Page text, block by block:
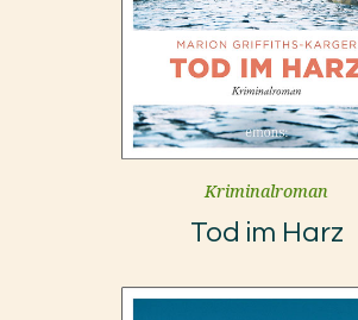
Kriminalroman
Tod im Harz